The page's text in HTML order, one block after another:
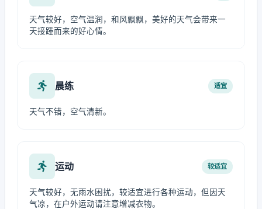
天气较好，空气温润，和风飘飘，美好的天气会带来一
天接踵而来的好心情。
晨练 适宜
天气不错，空气清新。
运动 较适宜
天气较好，无雨水困扰，较适宜进行各种运动，但因天
气凉，在户外运动请注意增减衣物。